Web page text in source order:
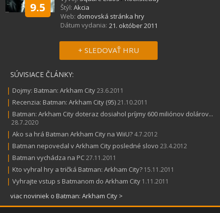
9.5
Štýl: Akcia
Web: domovská stránka hry
Dátum vydania: 21. október 2011
+ SLEDOVAŤ HRU
SÚVISIACE ČLÁNKY:
| Dojmy: Batman: Arkham City23.6.2011
| Recenzia: Batman: Arkham City (95)21.10.2011
| Batman: Arkham City doteraz dosiahol príjmy 600 miliónov dolárov...
28.7.2020
| Ako sa hrá Batman Arkham City na WiiU? 4.7.2012
| Batman nepovedal v Arkham City posledné slovo 23.4.2012
| Batman vychádza na PC27.11.2011
| Kto vyhral hry a tričká Batman: Arkham City? 15.11.2011
| Vyhrajte vstup s Batmanom do Arkham City 1.11.2011
viac noviniek o Batman: Arkham City >